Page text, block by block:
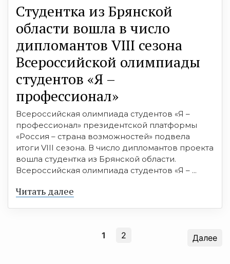
Студентка из Брянской
области вошла в число
дипломантов VIII сезона
Всероссийской олимпиады
студентов «Я –
профессионал»
Всероссийская олимпиада студентов «Я –
профессионал» президентской платформы
«Россия – страна возможностей» подвела
итоги VIII сезона. В число дипломантов проекта
вошла студентка из Брянской области.
Всероссийская олимпиада студентов «Я – ...
Читать далее
1 2 Далее